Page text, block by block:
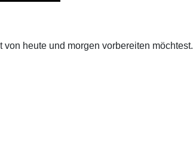
heute und morgen vorbereiten möchtest.